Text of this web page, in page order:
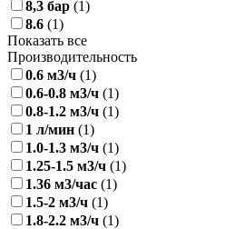
8,3 бар (1)
8.6 (1)
Показать все
Производительность
0.6 м3​/ч (1)
0.6-0.8 м3​/ч (1)
0.8-1.2 м3​/ч (1)
1 л/мин (1)
1.0-1.3 м3​/ч (1)
1.25-1.5 м3​/ч (1)
1.36 м3/час (1)
1.5-2 м3​/ч (1)
1.8-2.2 м3​/ч (1)